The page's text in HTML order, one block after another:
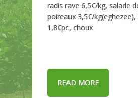
radis rave 6,5€/kg, salade
poireaux 3,5€/
1,8€pc, choux
READ MORE